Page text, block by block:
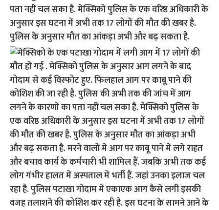
पता नहीं चल सका है. मेक्सिको पुलिस के एक वरिष्ठ अधिकारी के
अनुसार इस घटना में अभी तक 17 लोगों की मौत की खबर है.
पुलिस के अनुसार मौत का आंकड़ा अभी और बढ़ सकता है.